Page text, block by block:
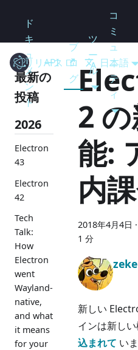
Electron
ド
キ
ュ
メ
ン
ト
API
ブ
ロ
グ
ツ
ー
ル
コ
ミ
ュ
ニ
テ
ィ
リリース 日本語
最新の
投稿
2026
Electron
43
Electron
42
Tech
Talk:
How
Electron
went
Wayland-
native,
and what
it means
for your
2
能:
内
2018年4月4日 ·
1 分
zeke
新しい
インは新し
込まれて い